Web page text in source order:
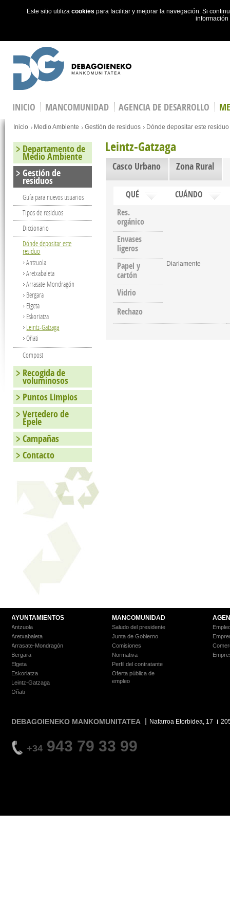
Este sitio utiliza cookies para facilitar y mejorar la navegación. Si
INICIO MANCOMUNIDAD AGENCIA DE DESARROLLO
You are here
Inicio Medio Ambiente Gestión de residuos Dónde depositar este residuo
Leintz-Gatzaga
Casco Urbano Zona Rural
QUÉ
CUÁNDO
Res.
orgánico
Diariamente
Envases
ligeros
Papel y
cartón
Vidrio
Rechazo
Departamento de
Medio Ambiente
Gestión de
residuos
Guía para nuevos usuarios
Tipos de residuos
Diccionario
Dónde depositar este
residuo
Antzuola
Aretxabaleta
Arrasate-Mondragón
Bergara
Elgeta
Eskoriatza
Leintz-Gatzaga
Oñati
Compost
Recogida de
voluminosos
Puntos Limpios
Vertedero de
Epele
Campañas
Contacto
AYUNTAMIENTOS
Antzuola
Aretxabaleta
Arrasate-Mondragón
Bergara
Elgeta
Eskoriatza
Leintz-Gatzaga
Oñati
MANCOMUNIDAD
Saludo del presidente
Junta de Gobierno
Comisiones
Normativa
Perfil del contratante
Oferta pública de
empleo
DEBAGOIENEKO MANKOMUNITATEA Nafarroa Etorbidea, 17
+34 943 79 33 99